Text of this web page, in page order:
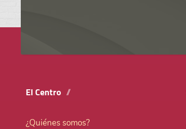
El Centro
¿Quiénes somos?